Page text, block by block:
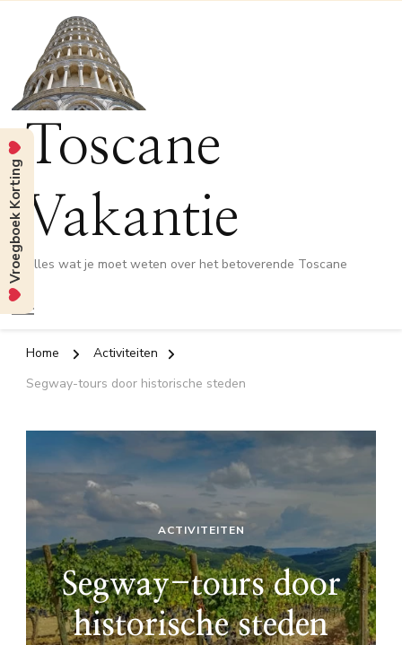
Toscane
Vakantie
Alles wat je moet weten over het betoverende Toscane
Home
Activiteiten
Segway-tours door historische steden
ACTIVITEITEN
Segway-tours door
historische steden
Vroegboek Korting